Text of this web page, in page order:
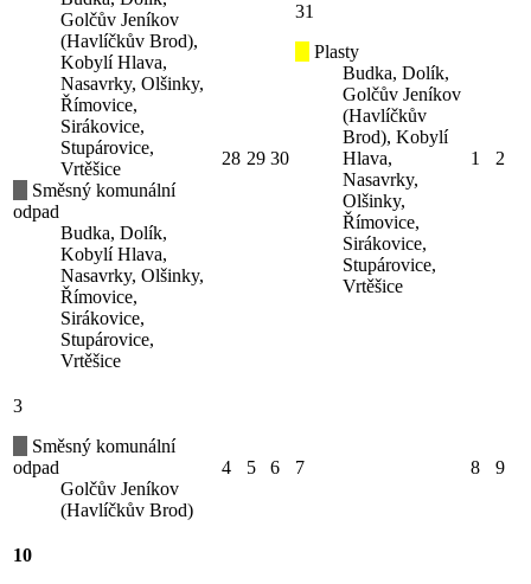
Golčův Jeníkov
(Havlíčkův Brod),
Kobylí Hlava,
Nasavrky, Olšinky,
Římovice,
Sirákovice,
Stupárovice,
Vrtěšice
Směsný komunální
odpad
Budka, Dolík,
Kobylí Hlava,
Nasavrky, Olšinky,
Římovice,
Sirákovice,
Stupárovice,
Vrtěšice
28 29 30
31
Plasty
Budka, Dolík,
Golčův Jeníkov
(Havlíčkův
Brod), Kobylí
Hlava,
Nasavrky,
Olšinky,
Římovice,
Sirákovice,
Stupárovice,
Vrtěšice
1 2
3
Směsný komunální
odpad
Golčův Jeníkov
(Havlíčkův Brod)
4 5 6 7 8 9
10